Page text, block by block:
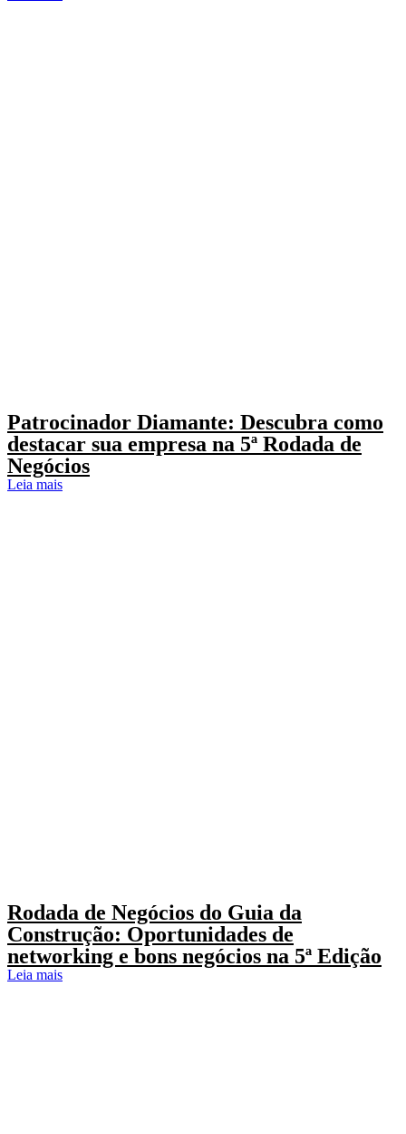
Patrocinador Diamante: Descubra como
destacar sua empresa na 5ª Rodada de
Negócios
Leia mais
Rodada de Negócios do Guia da
Construção: Oportunidades de
networking e bons negócios na 5ª Edição
Leia mais